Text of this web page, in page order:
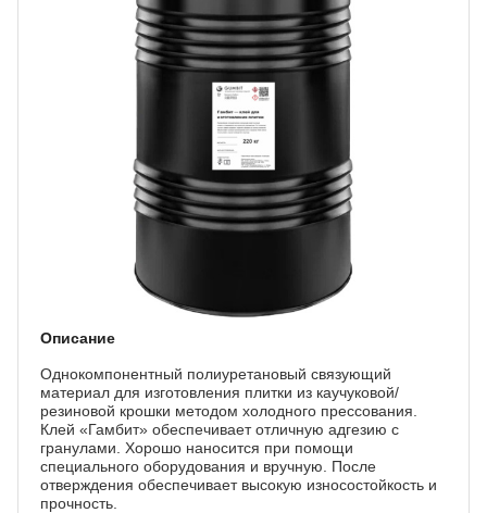
Описание
Однокомпонентный полиуретановый связующий
материал для изготовления плитки из каучуковой/
резиновой крошки методом холодного прессования.
Клей «Гамбит» обеспечивает отличную адгезию с
гранулами. Хорошо наносится при помощи
специального оборудования и вручную. После
отверждения обеспечивает высокую износостойкость и
прочность.